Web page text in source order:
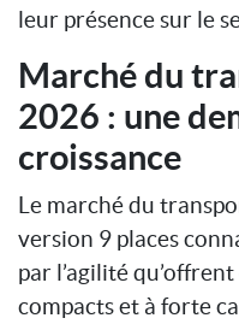
leur présence sur le
Marché du
2026 : une
croissance
Le marché du
version 9 places
par l’agilité
compacts et à forte